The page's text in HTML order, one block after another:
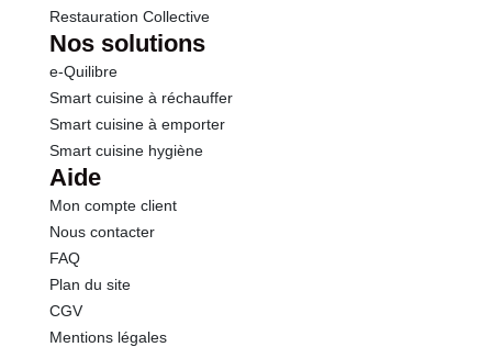
Restauration Collective
Nos solutions
e-Quilibre
Smart cuisine à réchauffer
Smart cuisine à emporter
Smart cuisine hygiène
Aide
Mon compte client
Nous contacter
FAQ
Plan du site
CGV
Mentions légales